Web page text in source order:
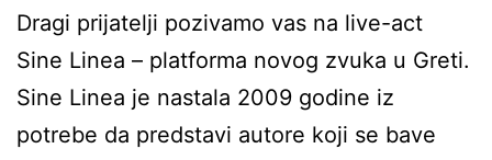
Dragi prijatelji pozivamo vas na live-act
Sine Linea – platforma novog zvuka u Greti.
Sine Linea je nastala 2009 godine iz
potrebe da predstavi autore koji se bave